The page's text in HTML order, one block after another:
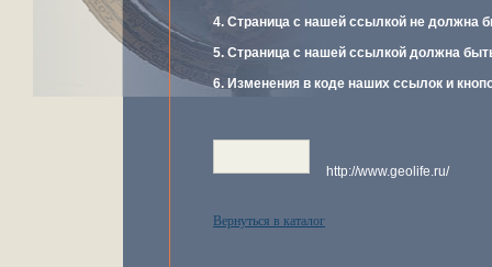
4. Страница с нашей ссылкой не должна
5. Страница с нашей ссылкой должна
6. Изменения в коде наших ссылок и
http://www.geolife.ru/
Вернуться в каталог